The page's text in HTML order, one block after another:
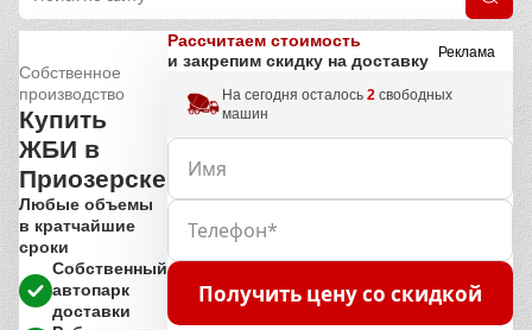
Реклама
Собственное
производство
Купить
ЖБИ в
Приозерске
Любые объемы
в кратчайшие
сроки
Собственный
автопарк
доставки
Рассчитаем стоимость
и закрепим скидку на доставку
На сегодня осталось 2 свободных
машин
Получить цену со скидкой